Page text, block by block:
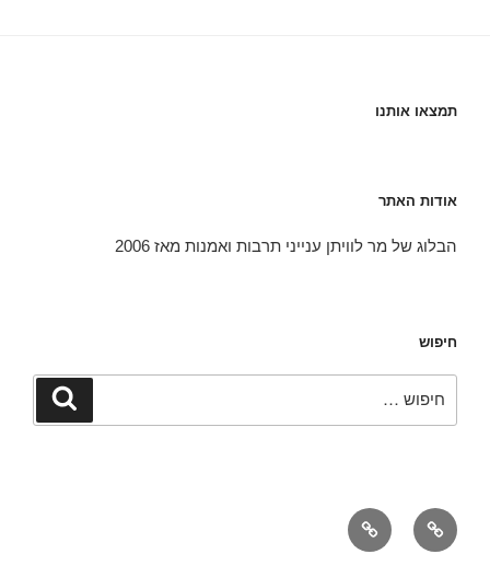
תמצאו אותנו
אודות האתר
הבלוג של מר לוויתן ענייני תרבות ואמנות מאז 2006
חיפוש
חיפוש
אודות
יצירת
קשר